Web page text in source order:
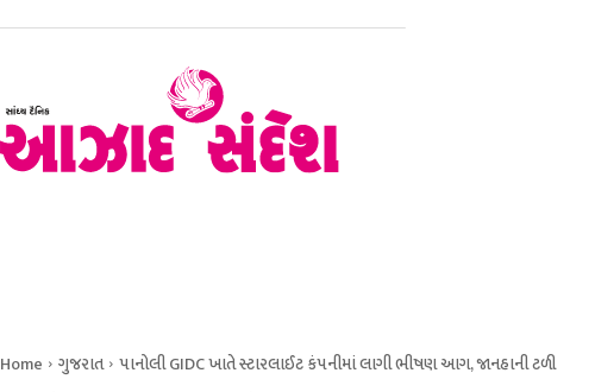
Home ગુજરાત પાનોલી GIDC ખાતે સ્ટારલાઈટ કંપનીમાં લાગી ભીષણ આગ, જાનહાની ટળી